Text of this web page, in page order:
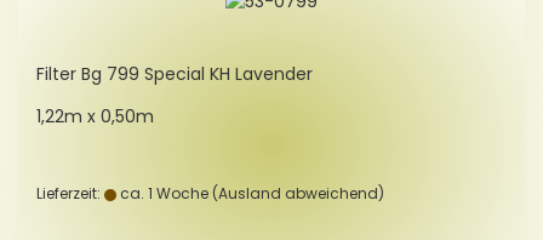
Fil­ter Bg 799 Spe­cial KH La­ven­der
1,22m x 0,50m
Lieferzeit: ca. 1 Woche (Ausland abweichend)